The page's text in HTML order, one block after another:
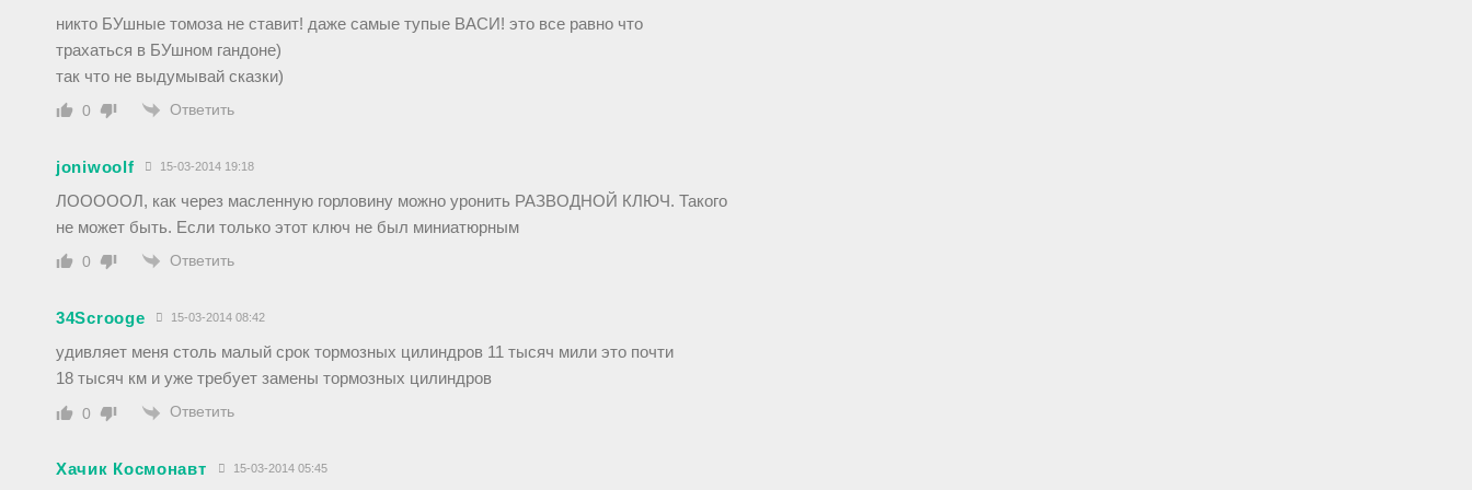
никто БУшные томоза не ставит! даже самые тупые ВАСИ! это все равно что
трахаться в БУшном гандоне)
так что не выдумывай сказки)
0 Ответить
joniwoolf 15-03-2014 19:18
ЛОООООЛ, как через масленную горловину можно уронить РАЗВОДНОЙ КЛЮЧ. Такого
не может быть. Если только этот ключ не был миниатюрным
0 Ответить
34Scrooge 15-03-2014 08:42
удивляет меня столь малый срок тормозных цилиндров 11 тысяч мили это почти
18 тысяч км и уже требует замены тормозных цилиндров
0 Ответить
Хачик Космонавт 15-03-2014 05:45